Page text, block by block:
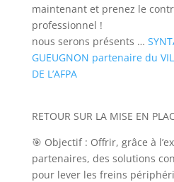
maintenant et prenez le
professionnel !
nous serons présents …
GUEUGNON partenaire du
DE L’AFPA
RETOUR SUR LA MISE EN
🎯 Objectif : Offrir, grâce à
partenaires, des solutions
pour lever les freins